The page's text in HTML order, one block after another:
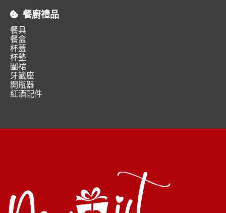
餐廚禮品
餐具
餐盒
杯蓋
杯墊
圍裙
牙籤座
開瓶器
紅酒配件